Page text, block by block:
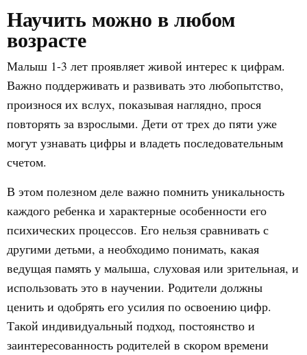
Научить можно в любом
возрасте
Малыш 1-3 лет проявляет живой интерес к цифрам.
Важно поддерживать и развивать это любопытство,
произнося их вслух, показывая наглядно, прося
повторять за взрослыми. Дети от трех до пяти уже
могут узнавать цифры и владеть последовательным
счетом.
В этом полезном деле важно помнить уникальность
каждого ребенка и характерные особенности его
психических процессов. Его нельзя сравнивать с
другими детьми, а необходимо понимать, какая
ведущая память у малыша, слуховая или зрительная, и
использовать это в научении. Родители должны
ценить и одобрять его усилия по освоению цифр.
Такой индивидуальный подход, постоянство и
заинтересованность родителей в скором времени